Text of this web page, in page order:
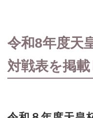
令和8年度天
対戦表を掲載